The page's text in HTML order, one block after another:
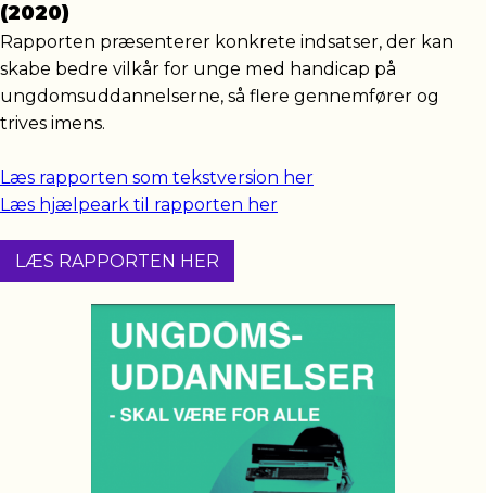
(2020)
Rapporten præsenterer konkrete indsatser, der kan
skabe bedre vilkår for unge med handicap på
ungdomsuddannelserne, så flere gennemfører og
trives imens.
Læs rapporten som tekstversion her
Læs hjælpeark til rapporten her
LÆS RAPPORTEN HER